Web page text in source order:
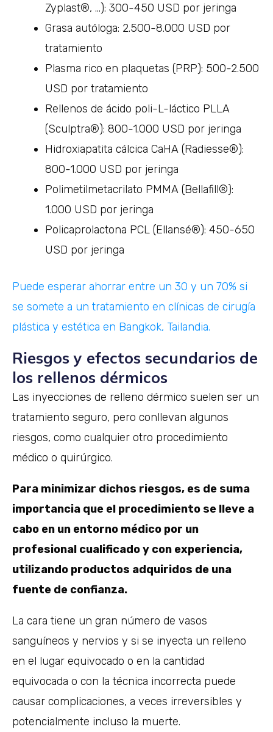
Zyplast®, …): 300-450 USD por jeringa
Grasa autóloga: 2.500-8.000 USD por
tratamiento
Plasma rico en plaquetas (PRP): 500-2.500
USD por tratamiento
Rellenos de ácido poli-L-láctico PLLA
(Sculptra®): 800-1.000 USD por jeringa
Hidroxiapatita cálcica CaHA (Radiesse®):
800-1.000 USD por jeringa
Polimetilmetacrilato PMMA (Bellafill®):
1.000 USD por jeringa
Policaprolactona PCL (Ellansé®): 450-650
USD por jeringa
Puede esperar ahorrar entre un 30 y un 70% si
se somete a un tratamiento en clínicas de cirugía
plástica y estética en Bangkok, Tailandia.
Riesgos y efectos secundarios de
los rellenos dérmicos
Las inyecciones de relleno dérmico suelen ser un
tratamiento seguro, pero conllevan algunos
riesgos, como cualquier otro procedimiento
médico o quirúrgico.
Para minimizar dichos riesgos, es de suma
importancia que el procedimiento se lleve a
cabo en un entorno médico por un
profesional cualificado y con experiencia,
utilizando productos adquiridos de una
fuente de confianza.
La cara tiene un gran número de vasos
sanguíneos y nervios y si se inyecta un relleno
en el lugar equivocado o en la cantidad
equivocada o con la técnica incorrecta puede
causar complicaciones, a veces irreversibles y
potencialmente incluso la muerte.